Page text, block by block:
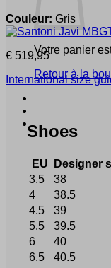
Votre panier
Retour à la
Couleur: Gris
€ 519,95
International size
Shoes
EU Designer
3.5
38
4
38.5
4.5
39
5.5
39.5
6
40
6.5
40.5